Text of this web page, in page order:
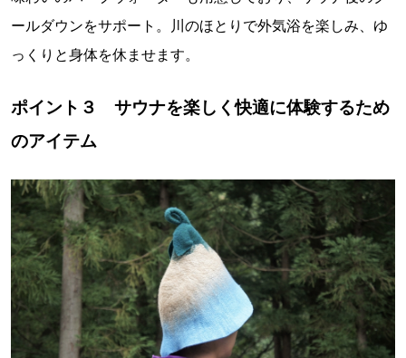
ールダウンをサポート。川のほとりで外気浴を楽しみ、ゆ
っくりと身体を休ませます。
ポイント３ サウナを楽しく快適に体験するため
のアイテム